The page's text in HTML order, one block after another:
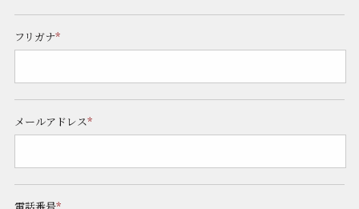
フリガナ*
メールアドレス*